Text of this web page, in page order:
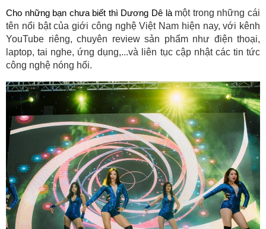
Cho những bạn chưa biết thì Dương Dê là một trong những cái
tên nổi bật của giới công nghệ Việt Nam hiện nay, với kênh
YouTube riêng, chuyên review sản phẩm như điện thoại,
laptop, tai nghe, ứng dụng,...và liên tục cập nhật các tin tức
công nghệ nóng hổi.